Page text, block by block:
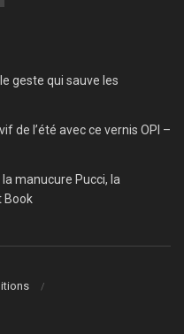
geste qui sauve les
de l’été avec ce vernis OPI –
manucure Pucci, la
Book